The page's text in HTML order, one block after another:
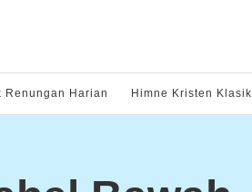
Renungan Harian Himne Kristen Klasik